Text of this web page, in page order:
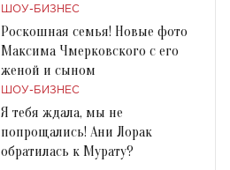
ШОУ-БИЗНЕС
Роскошная семья! Новые фото
Максима Чмерковского с его
женой и сыном
ШОУ-БИЗНЕС
Я тебя ждала, мы не
попрощались! Ани Лорак
обратилась к Мурату?